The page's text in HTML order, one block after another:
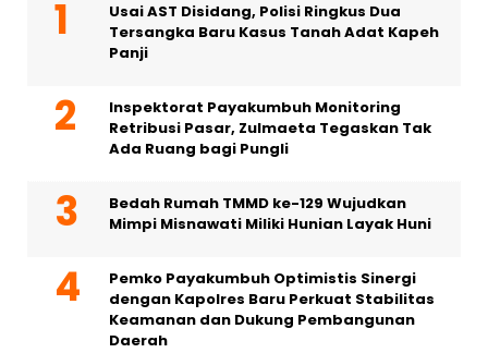
Usai AST Disidang, Polisi Ringkus Dua
Tersangka Baru Kasus Tanah Adat Kapeh
Panji
Inspektorat Payakumbuh Monitoring
Retribusi Pasar, Zulmaeta Tegaskan Tak
Ada Ruang bagi Pungli
Bedah Rumah TMMD ke-129 Wujudkan
Mimpi Misnawati Miliki Hunian Layak Huni
Pemko Payakumbuh Optimistis Sinergi
dengan Kapolres Baru Perkuat Stabilitas
Keamanan dan Dukung Pembangunan
Daerah